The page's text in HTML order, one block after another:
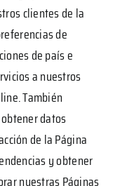
clientes de la
de
de país e
a nuestros
También
datos
de la Página
y obtener
nuestras Páginas